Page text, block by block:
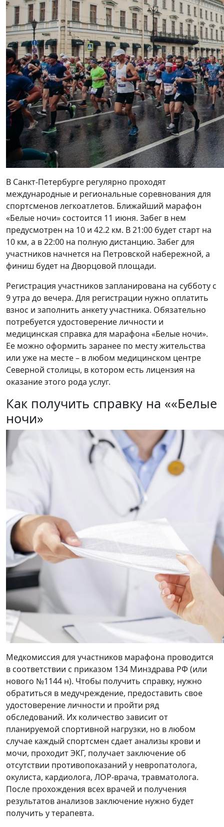
В Санкт-Петербурге регулярно проходят
международные и региональные соревнования для
спортсменов легкоатлетов. Ближайший марафон
«Белые ночи» состоится 11 июня. Забег в нем
предусмотрен на 10 и 42.2 км. В 21:00 будет старт на
10 км, а в 22:00 на полную дистанцию. Забег для
участников начнется на Петровской набережной, а
финиш будет на Дворцовой площади.
Регистрация участников запланирована на субботу с
9 утра до вечера. Для регистрации нужно оплатить
взнос и заполнить анкету участника. Обязательно
потребуется удостоверение личности и
медицинская справка для марафона «Белые ночи».
Ее можно оформить заранее по месту жительства
или уже на месте – в любом медицинском центре
Северной столицы, в котором есть лицензия на
оказание этого рода услуг.
Как получить справку на ««Белые
ночи»
Медкомиссия для участников марафона проводится
в соответствии с приказом 134 Минздрава РФ (или
нового №1144 н). Чтобы получить справку, нужно
обратиться в медучреждение, предоставить свое
удостоверение личности и пройти ряд
обследований. Их количество зависит от
планируемой спортивной нагрузки, но в любом
случае каждый спортсмен сдает анализы крови и
мочи, проходит ЭКГ, получает заключение об
отсутствии противопоказаний у невропатолога,
окулиста, кардиолога, ЛОР-врача, травматолога.
После прохождения всех врачей и получения
результатов анализов заключение нужно будет
получить у терапевта.